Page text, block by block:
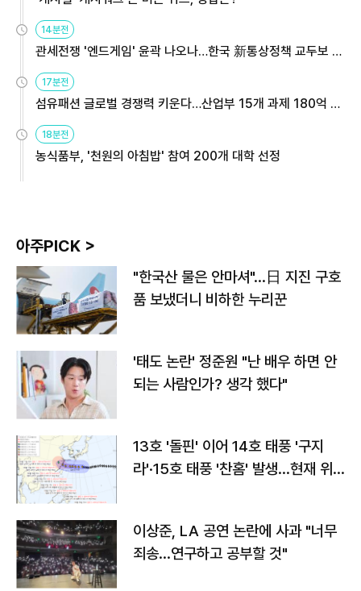
14분전
관세전쟁 '엔드게임' 윤곽 나오나…한국 新통상정책 교두보 활
용해야
17분전
섬유패션 글로벌 경쟁력 키운다…산업부 15개 과제 180억 지
원
18분전
농식품부, '천원의 아침밥' 참여 200개 대학 선정
아주PICK >
"한국산 물은 안마셔"…日 지진 구호
품 보냈더니 비하한 누리꾼
'태도 논란' 정준원 "난 배우 하면 안
되는 사람인가? 생각 했다"
13호 '돌핀' 이어 14호 태풍 '구지
라'·15호 태풍 '찬홈' 발생…현재 위
이상준, LA 공연 논란에 사과 "너무
죄송…연구하고 공부할 것"